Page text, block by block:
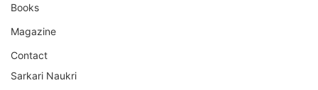
Books
Magazine
Contact
Sarkari Naukri